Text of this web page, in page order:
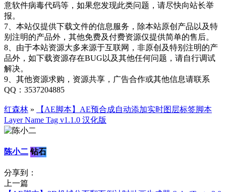
意软件病毒代码等，如果您发现此类问题，请尽快向站长举
报。
7、本站仅提供下载文件的信息服务，除本站原创产品以及特
别注明的产品外，其他免费及付费资源仅提供简单的售后。
8、由于本站资源大多来源于互联网，非原创及特别注明的产
品外，如下载资源存在BUG以及其他任何问题，请自行调试
解决。
9、其他资源求购，资源共享，广告合作或其他信息请联系
QQ：3537204885
红森林 »
【AE脚本】AE预合成自动添加实时图层标签脚本
Layer Name Tag v1.1.0 汉化版
陈小二 钻石
分享到：
上一篇